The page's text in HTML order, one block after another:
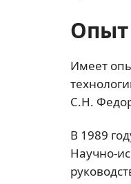
Опыт
Имеет
С.Н.
В 1989
Научно-